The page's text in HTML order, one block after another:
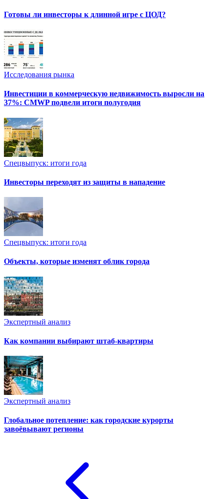
Готовы ли инвесторы к длинной игре с ЦОД?
Исследования рынка
Инвестиции в коммерческую недвижимость выросли на
37%: CMWP подвели итоги полугодия
Спецвыпуск: итоги года
Инвесторы переходят из защиты в нападение
Спецвыпуск: итоги года
Объекты, которые изменят облик города
Экспертный анализ
Как компании выбирают штаб-квартиры
Экспертный анализ
Глобальное потепление: как городские курорты
завоёвывают регионы